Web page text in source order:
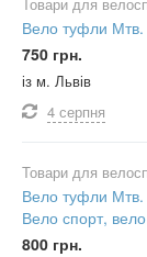
Товари для
Вело туфли
750 грн.
із м. Львів
4 серпня
Товари для
Вело туфли
Вело спорт,
800 грн.